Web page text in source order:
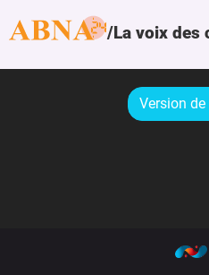
La voix des
Version